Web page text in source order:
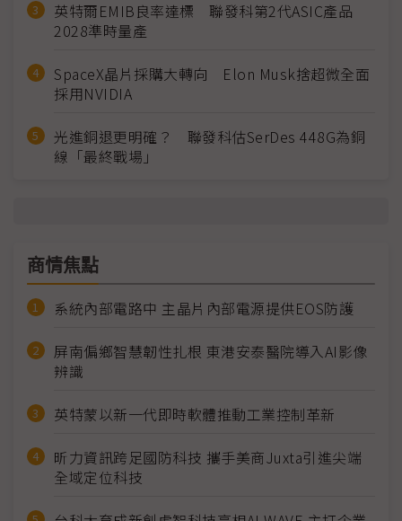
英特爾EMIB良率達標 聯發科第2代ASIC產品
2028準時量產
SpaceX晶片採購大轉向 Elon Musk捨超微全面
採用NVIDIA
光進銅退更明確？ 聯發科估SerDes 448G為銅
線「最終戰場」
商情焦點
系統內部電路中 主晶片內部電源提供EOS防護
屏南偏鄉智慧韌性扎根 東港安泰醫院導入AI影像
辨識
英特蒙以新一代即時軟體推動工業控制革新
昕力資訊跨足國防科技 攜手美商Juxta引進尖端
全域定位科技